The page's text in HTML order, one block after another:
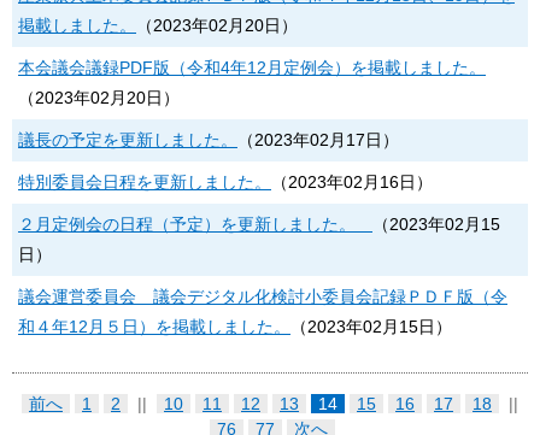
掲載しました。
（2023年02月20日 ）
本会議会議録PDF版（令和4年12月定例会）を掲載しました。
（2023年02月20日 ）
議長の予定を更新しました。 （2023年02月17日 ）
特別委員会日程を更新しました。 （2023年02月16日 ）
２月定例会の日程（予定）を更新しました。 （2023年02月15
日 ）
議会運営委員会 議会デジタル化検討小委員会記録ＰＤＦ版（令
和４年12月５日）を掲載しました。
（2023年02月15日 ）
前へ 1 2 || 10 11 12 13 14 15 16 17 18
||
76
77 次へ